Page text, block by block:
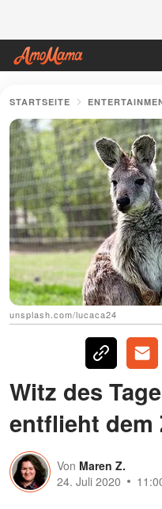
STARTSEITE
unsplash.com/lucaca24
Witz des
entflieht dem
Von Maren Z.
24. Juli 2020